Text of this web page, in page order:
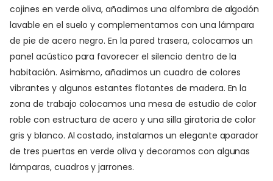
cojines en verde oliva, añadimos una alfombra de algodón
lavable en el suelo y complementamos con una lámpara
de pie de acero negro. En la pared trasera, colocamos un
panel acústico para favorecer el silencio dentro de la
habitación. Asimismo, añadimos un cuadro de colores
vibrantes y algunos estantes flotantes de madera. En la
zona de trabajo colocamos una mesa de estudio de color
roble con estructura de acero y una silla giratoria de color
gris y blanco. Al costado, instalamos un elegante aparador
de tres puertas en verde oliva y decoramos con algunas
lámparas, cuadros y jarrones.